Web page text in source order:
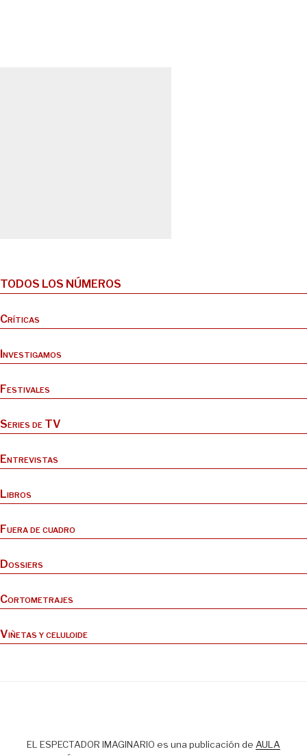
TODOS LOS NÚMEROS
Críticas
Investigamos
Festivales
Series de TV
Entrevistas
Libros
Fuera de cuadro
Dossiers
Cortometrajes
Viñetas y celuloide
EL ESPECTADOR IMAGINARIO es una publicación de AULA